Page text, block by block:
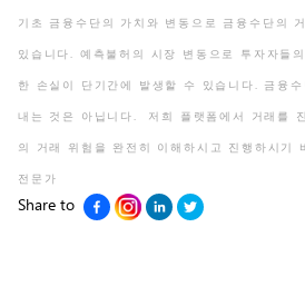
기초 금융수단의 가치와 변동으로 금융수단의
있습니다. 예측불허의 시장 변동으로 투자자들
한 손실이 단기간에 발생할 수 있습니다. 금융
내는 것은 아닙니다. 저희 플랫폼에서 거래를
의 거래 위험을 완전히 이해하시고 진행하시기
전문가
Share to